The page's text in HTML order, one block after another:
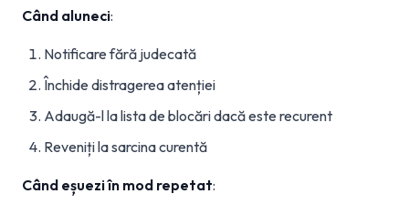
Când aluneci:
Notificare fără judecată
Închide distragerea atenției
Adaugă-l la lista de blocări dacă este recurent
Reveniți la sarcina curentă
Când eșuezi în mod repetat: